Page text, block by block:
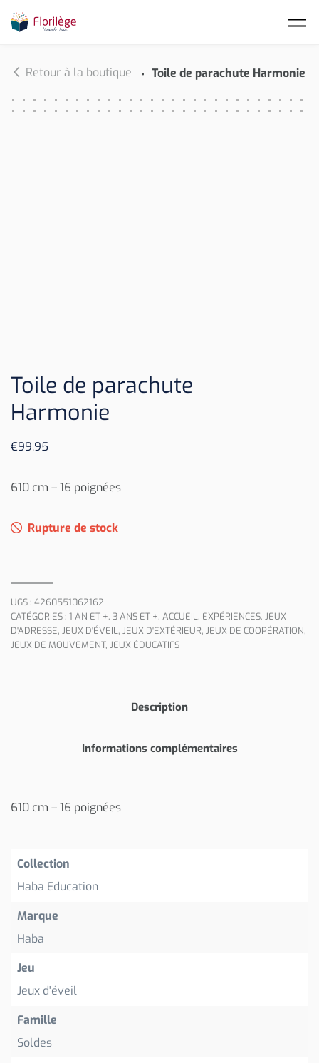
Retour à la boutique Toile de parachute Harmonie
Toile de parachute
Harmonie
€99,95
610 cm – 16 poignées
Rupture de stock
UGS : 4260551062162
CATÉGORIES : 1 AN ET +, 3 ANS ET +, ACCUEIL, EXPÉRIENCES, JEUX
D'ADRESSE, JEUX D'ÉVEIL, JEUX D'EXTÉRIEUR, JEUX DE COOPÉRATION,
JEUX DE MOUVEMENT, JEUX ÉDUCATIFS
Description
Informations complémentaires
610 cm – 16 poignées
Collection
Haba Education
Marque
Haba
Jeu
Jeux d'éveil
Famille
Soldes